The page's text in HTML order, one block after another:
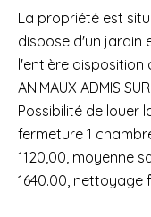
La propriété est
dispose d'un jardin
l'entière disposition
ANIMAUX ADMIS
Possibilité de louer
fermeture 1
1120,00, moyenne
1640.00, nettoyage